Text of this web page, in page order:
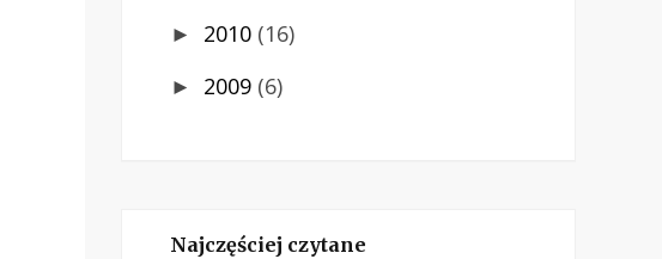
► 2010 (16)
► 2009 (6)
Najczęściej czytane